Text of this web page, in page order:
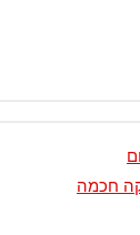
חכמה